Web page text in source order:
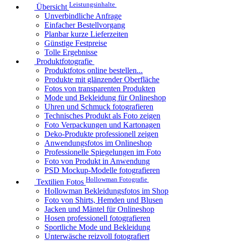
Übersicht Leistungsinhalte
Unverbindliche Anfrage
Einfacher Bestellvorgang
Planbar kurze Lieferzeiten
Günstige Festpreise
Tolle Ergebnisse
Produktfotografie
Produktfotos online bestellen...
Produkte mit glänzender Oberfläche
Fotos von transparenten Produkten
Mode und Bekleidung für Onlineshop
Uhren und Schmuck fotografieren
Technisches Produkt als Foto zeigen
Foto Verpackungen und Kartonagen
Deko-Produkte professionell zeigen
Anwendungsfotos im Onlineshop
Professionelle Spiegelungen im Foto
Foto von Produkt in Anwendung
PSD Mockup-Modelle fotografieren
Textilien Fotos Hollowman Fotografie
Hollowman Bekleidungsfotos im Shop
Foto von Shirts, Hemden und Blusen
Jacken und Mäntel für Onlineshop
Hosen professionell fotografieren
Sportliche Mode und Bekleidung
Unterwäsche reizvoll fotografiert